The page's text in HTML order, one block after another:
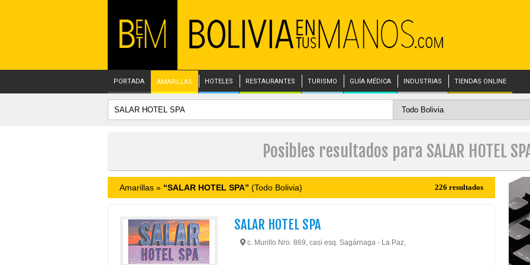
PORTADA AMARILLAS HOTELES RESTAURANTES TURISMO GUÍA MÉDICA INDUSTRIAS TIENDAS ONLINE
Posibles resultados para SALAR HOTEL
Amarillas » “SALAR HOTEL SPA” (Todo Bolivia) 226 resultados
SALAR HOTEL SPA
c. Murillo Nro. 869, casi esq. Sagárnaga - La Paz,